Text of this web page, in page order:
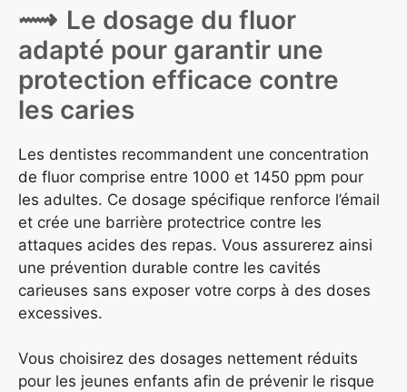
Le dosage du fluor
adapté pour garantir une
protection efficace contre
les caries
Les dentistes recommandent une concentration
de fluor comprise entre 1000 et 1450 ppm pour
les adultes. Ce dosage spécifique renforce l’émail
et crée une barrière protectrice contre les
attaques acides des repas. Vous assurerez ainsi
une prévention durable contre les cavités
carieuses sans exposer votre corps à des doses
excessives.
Vous choisirez des dosages nettement réduits
pour les jeunes enfants afin de prévenir le risque